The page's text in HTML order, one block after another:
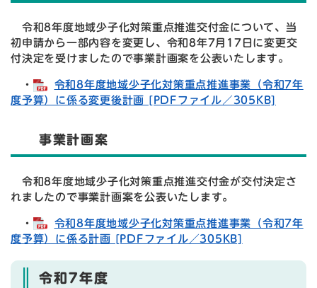
令和8年度地域少子化対策重点推進交付金について、当
初申請から一部内容を変更し、令和8年7月17日に変更交
付決定を受けましたので事業計画案を公表いたします。
・
令和8年度地域少子化対策重点推進事業（令和7年
度予算）に係る変更後計画 [PDFファイル／305KB]
事業計画案
令和8年度地域少子化対策重点推進交付金が交付決定さ
れましたので事業計画案を公表いたします。
・
令和8年度地域少子化対策重点推進事業（令和7年
度予算）に係る計画 [PDFファイル／305KB]
令和7年度